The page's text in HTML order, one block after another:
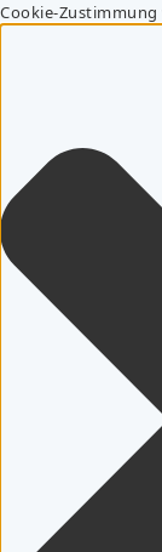
Cookie-